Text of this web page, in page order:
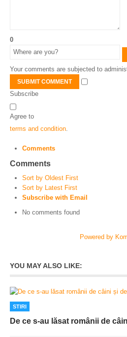
0
Your comments are subjected to
SUBMIT COMMENT
Subscribe
Agree to
terms and condition
Comments
Comments
Sort by Oldest First
Sort by Latest First
Subscribe with Email
No comments found
Powered by
YOU MAY ALSO LIKE:
STIRI
De ce s-au lăsat românii de